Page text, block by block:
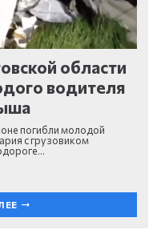
области
водителя
погибли молодой
с грузовиком